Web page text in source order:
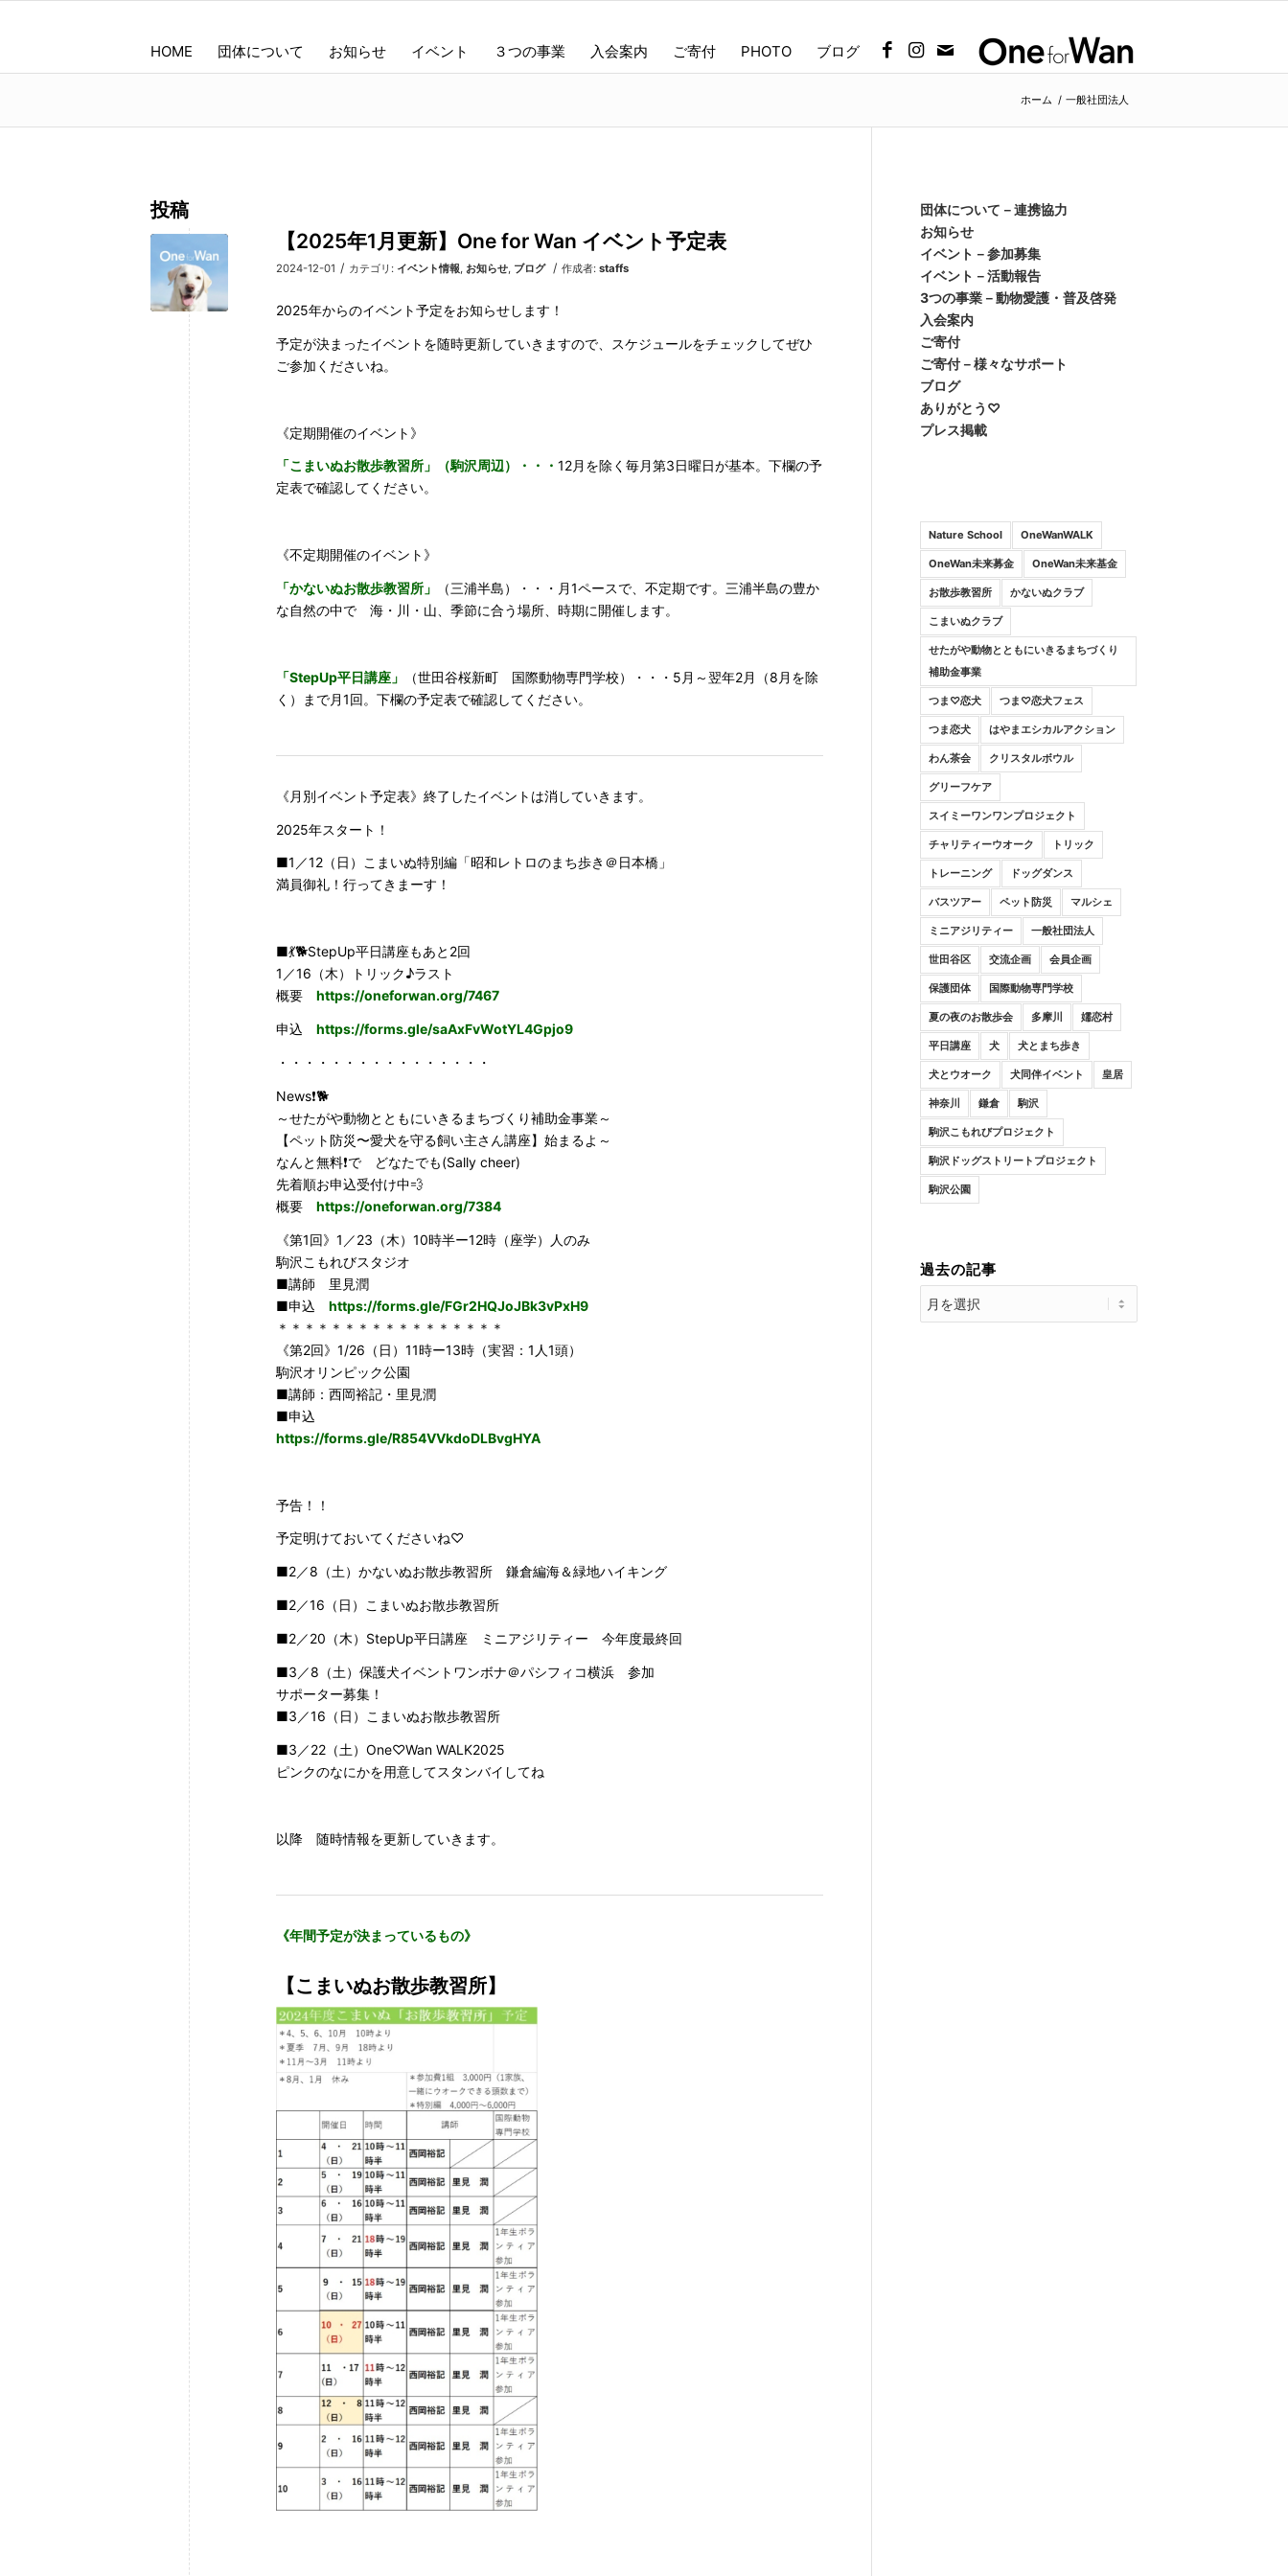
HOME 団体について お知らせ イベント ３つの事業 入会案内 ご寄付 PHOTO ブログ
ホーム / 一般社団法人
投稿
【2025年1月更新】One for Wan イベント予定表
2024-12-01 / カテゴリ: イベント情報, お知らせ, ブログ / 作成者: staffs
2025年からのイベント予定をお知らせします！
予定が決まったイベントを随時更新していきますので、スケジュールをチェックしてぜひ
ご参加くださいね。
《定期開催のイベント》
「こまいぬお散歩教習所」（駒沢周辺）・・・ 12月を除く毎月第3日曜日が基本。下欄の予
定表で確認してください。
《不定期開催のイベント》
「かないぬお散歩教習所」
（三浦半島）・・・月1ペースで、不定期です。三浦半島の豊か
な自然の中で 海・川・山、季節に合う場所、時期に開催します。
「StepUp平日講座」
（世田谷桜新町 国際動物専門学校）・・・5月～翌年2月（8月を除
く）まで月1回。下欄の予定表で確認してください。
《月別イベント予定表》終了したイベントは消していきます。
2025年スタート！
■1／12（日）こまいぬ特別編「昭和レトロのまち歩き＠日本橋」
満員御礼！行ってきまーす！
■💃🐕StepUp平日講座もあと2回
1／16（木）トリック♪ラスト
概要 https://oneforwan.org/7467
申込 https://forms.gle/saAxFvWotYL4Gpjo9
・・・・・・・・・・・・・・・・
News❗️🐕
～せたがや動物とともにいきるまちづくり補助金事業～
【ペット防災〜愛犬を守る飼い主さん講座】始まるよ～
なんと無料❗️で どなたでも(Sally cheer)
先着順お申込受付け中💨
概要 https://oneforwan.org/7384
《第1回》1／23（木）10時半ー12時（座学）人のみ
駒沢こもれびスタジオ
■講師 里見潤
■申込 https://forms.gle/FGr2HQJoJBk3vPxH9
＊＊＊＊＊＊＊＊＊＊＊＊＊＊＊＊＊
《第2回》1/26（日）11時ー13時（実習：1人1頭）
駒沢オリンピック公園
■講師：西岡裕記・里見潤
■申込
https://forms.gle/R854VVkdoDLBvgHYA
予告！！
予定明けておいてくださいね♡
■2／8（土）かないぬお散歩教習所 鎌倉編海＆緑地ハイキング
■2／16（日）こまいぬお散歩教習所
■2／20（木）StepUp平日講座 ミニアジリティー 今年度最終回
■3／8（土）保護犬イベントワンボナ＠パシフィコ横浜 参加
サポーター募集！
■3／16（日）こまいぬお散歩教習所
■3／22（土）One♡Wan WALK2025
ピンクのなにかを用意してスタンバイしてね
以降 随時情報を更新していきます。
《年間予定が決まっているもの》
【こまいぬお散歩教習所】
団体について－連携協力
お知らせ
イベント－参加募集
イベント－活動報告
3つの事業－動物愛護・普及啓発
入会案内
ご寄付
ご寄付－様々なサポート
ブログ
ありがとう♡
プレス掲載
Nature School OneWanWALK
OneWan未来募金 OneWan未来基金
お散歩教習所 かないぬクラブ
こまいぬクラブ
せたがや動物とともにいきるまちづくり
補助金事業
つま♡恋犬 つま♡恋犬フェス
つま恋犬 はやまエシカルアクション
わん茶会 クリスタルボウル
グリーフケア
スイミーワンワンプロジェクト
チャリティーウオーク トリック
トレーニング ドッグダンス
バスツアー ペット防災 マルシェ
ミニアジリティー 一般社団法人
世田谷区 交流企画 会員企画
保護団体 国際動物専門学校
夏の夜のお散歩会 多摩川 嬬恋村
平日講座 犬 犬とまち歩き
犬とウオーク 犬同伴イベント 皇居
神奈川 鎌倉 駒沢
駒沢こもれびプロジェクト
駒沢ドッグストリートプロジェクト
駒沢公園
過去の記事